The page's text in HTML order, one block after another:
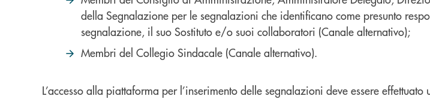
della Segnalazione per le segnalazioni che identificano come presunto
segnalazione, il suo Sostituto e/o suoi collaboratori (Canale alternativo);
Membri del Collegio Sindacale (Canale alternativo).
L’accesso alla piattaforma per l’inserimento delle segnalazioni deve essere